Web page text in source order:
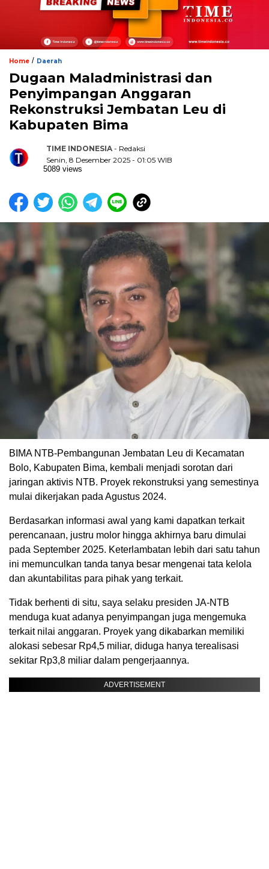
Home / Daerah
Dugaan Maladministrasi dan
Penyimpangan Anggaran
Rekonstruksi Jembatan Leu di
Kabupaten Bima
TIME INDONESIA - Redaksi
Senin, 8 Desember 2025 - 01:05 WIB
5089 views
BIMA NTB-Pembangunan Jembatan Leu di Kecamatan
Bolo, Kabupaten Bima, kembali menjadi sorotan dari
jaringan aktivis NTB. Proyek rekonstruksi yang semestinya
mulai dikerjakan pada Agustus 2024.
Berdasarkan informasi awal yang kami dapatkan terkait
perencanaan, justru molor hingga akhirnya baru dimulai
pada September 2025. Keterlambatan lebih dari satu tahun
ini memunculkan tanda tanya besar mengenai tata kelola
dan akuntabilitas para pihak yang terkait.
Tidak berhenti di situ, saya selaku presiden JA-NTB
menduga kuat adanya penyimpangan juga mengemuka
terkait nilai anggaran. Proyek yang dikabarkan memiliki
alokasi sebesar Rp4,5 miliar, diduga hanya terealisasi
sekitar Rp3,8 miliar dalam pengerjaannya.
ADVERTISEMENT